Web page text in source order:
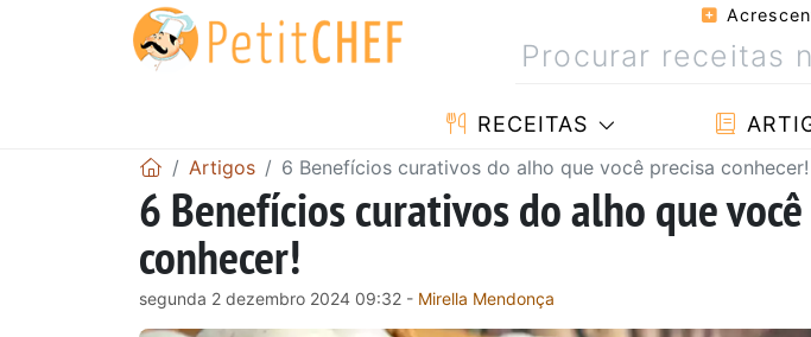
RECEITAS
Artigos 6 Benefícios curativos do alho que você precisa conhecer!
6 Benefícios curativos do alho que
conhecer!
segunda 2 dezembro 2024 09:32 - Mirella Mendonça